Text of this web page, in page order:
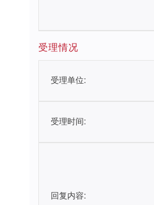
受理情况
受理单位:
受理时间:
回复内容: